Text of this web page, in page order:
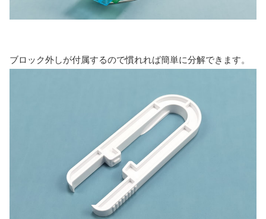
ブロック外しが付属するので慣れれば簡単に分解できます。